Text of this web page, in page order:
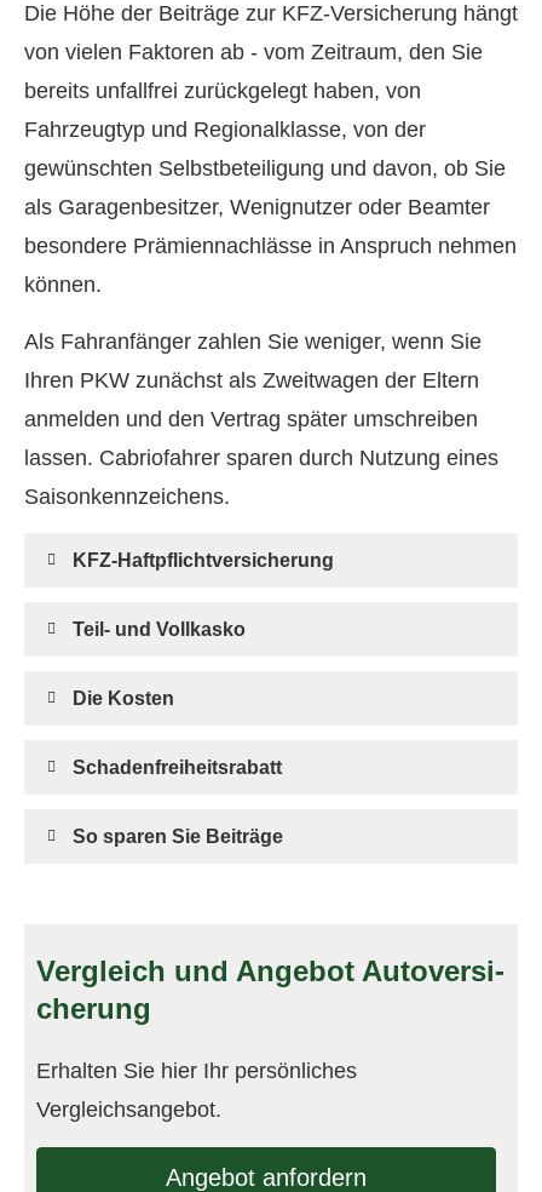
Die Höhe der Beiträge zur KFZ-Versicherung hängt
von vielen Faktoren ab - vom Zeitraum, den Sie
bereits unfallfrei zurückgelegt haben, von
Fahrzeugtyp und Regionalklasse, von der
gewünschten Selbstbeteiligung und davon, ob Sie
als Garagenbesitzer, Wenignutzer oder Beamter
besondere Prämiennachlässe in Anspruch nehmen
können.
Als Fahranfänger zahlen Sie weniger, wenn Sie
Ihren PKW zunächst als Zweitwagen der Eltern
anmelden und den Vertrag später umschreiben
lassen. Cabriofahrer sparen durch Nutzung eines
Saisonkennzeichens.
KFZ-Haft­pflichtversicherung
Teil- und Vollkasko
Die Kosten
Schadenfreiheitsrabatt
So sparen Sie Beiträge
Vergleich und Angebot Auto­ver­si­
che­rung
Erhalten Sie hier Ihr persönliches
Vergleichsangebot.
An­ge­bot an­for­dern